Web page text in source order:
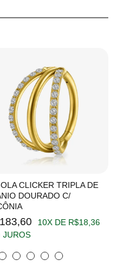
CLICKER TRIPLA DE
DOURADO C/
10X DE R$18,36
JUROS